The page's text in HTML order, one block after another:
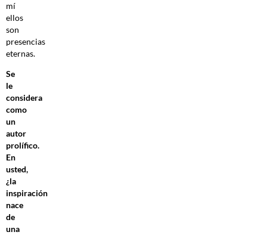
mí
ellos
son
presencias
eternas.
Se
le
considera
como
un
autor
prolífico.
En
usted,
¿la
inspiración
nace
de
una